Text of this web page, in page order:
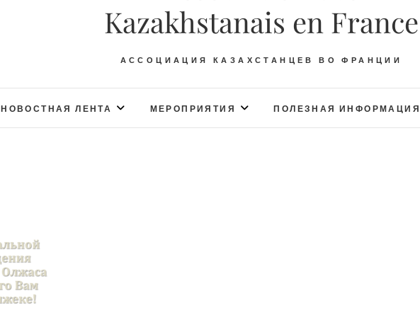
Kazakhstanais en France
АССОЦИАЦИЯ КАЗАХСТАНЦЕВ ВО ФРАНЦИИ
НОВОСТНАЯ ЛЕНТА МЕРОПРИЯТИЯ ПОЛЕЗНАЯ ИНФОРМАЦИЯ